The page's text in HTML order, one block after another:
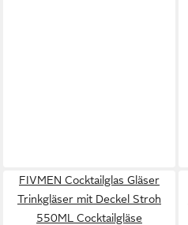
FIVMEN Cocktailglas Gläser
Trinkgläser mit Deckel Stroh
550ML Cocktailgläse